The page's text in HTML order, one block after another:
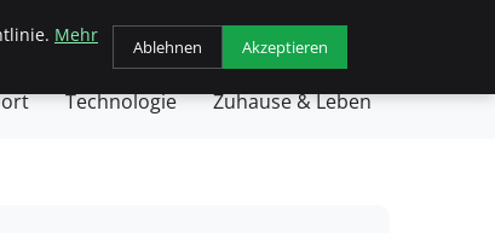
Gesundheit Haustiere Kochen
Technologie Zuhause & Leben
Mehr
Ablehnen Akzeptieren